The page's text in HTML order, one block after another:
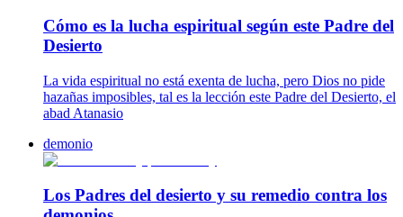
Cómo es la lucha espiritual según este Padre del
Desierto
La vida espiritual no está exenta de lucha, pero Dios no pide
hazañas imposibles, tal es la lección este Padre del Desierto, el
abad Atanasio
demonio
Los Padres del desierto y su remedio contra los